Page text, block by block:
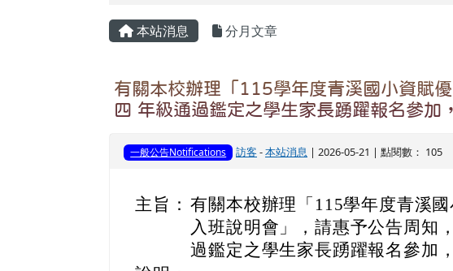
主內容區域
本站消息 分月文章
有關本校辦理「115學年度青溪國小資賦
四 年級通過鑑定之學生家長踴躍報名參加
一般公告Notifications 訪客 -本站消息 | 2026-05-21 | 點閱數： 105
主旨： 有關本校辦理「115學年度青溪
入班說明會」，請惠予公告周知
過鑑定之學生家長踴躍報名參加